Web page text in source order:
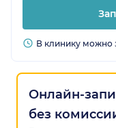
В клинику можно
Онлайн-
без